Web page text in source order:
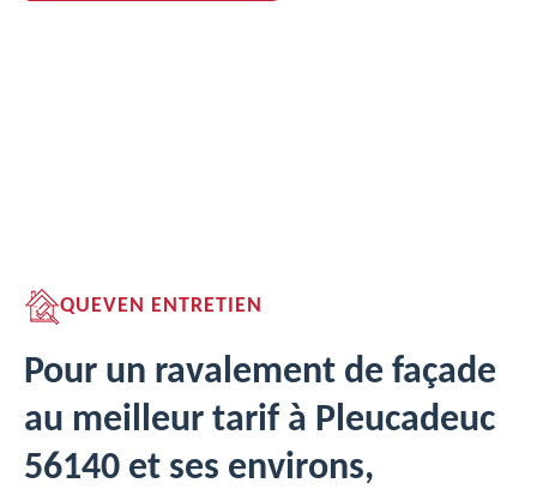
QUEVEN ENTRETIEN
Pour un ravalement de façade
au meilleur tarif à Pleucadeuc
56140 et ses environs,